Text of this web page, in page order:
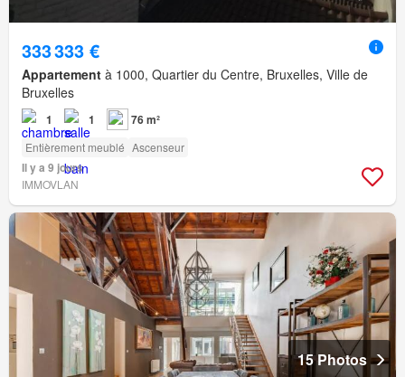
333 333 €
Appartement à 1000, Quartier du Centre, Bruxelles, Ville de
Bruxelles
1 1 76 m²
Entièrement meublé Ascenseur
Il y a 9 jours
IMMOVLAN
15 Photos